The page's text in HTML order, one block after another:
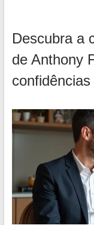
Descubra a
de Anthony
confidências